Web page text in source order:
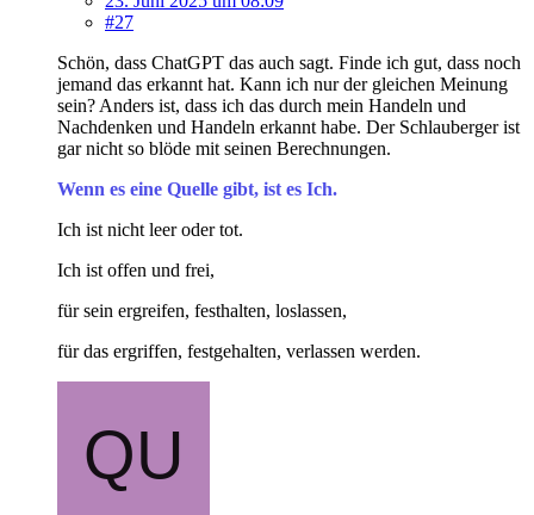
#27
Schön, dass ChatGPT das auch sagt. Finde ich gut, dass noch
jemand das erkannt hat. Kann ich nur der gleichen Meinung
sein? Anders ist, dass ich das durch mein Handeln und
Nachdenken und Handeln erkannt habe. Der Schlauberger ist
gar nicht so blöde mit seinen Berechnungen.
Wenn es eine Quelle gibt, ist es Ich.
Ich ist nicht leer oder tot.
Ich ist offen und frei,
für sein ergreifen, festhalten, loslassen,
für das ergriffen, festgehalten, verlassen werden.